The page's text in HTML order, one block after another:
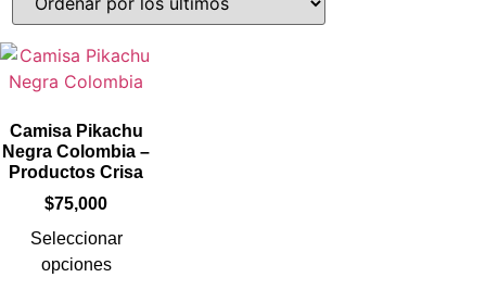
Camisa Pikachu
Negra Colombia –
Productos Crisa
$75,000
Seleccionar
opciones